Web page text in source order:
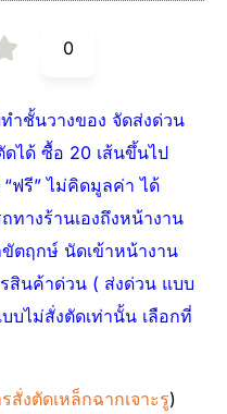
0
ำชั้นวางของ จัดส่งด่วน
ดได้ ซื้อ 20 เส้นขึ้นไป
ฟรี” ไม่คิดมูลค่า ได้
ทางร้านเองถึงหน้างาน
ตฤกษ์ นัดเข้าหน้างาน
สินค้าด่วน ( ส่งด่วน แบบ
บไม่สั่งตัดเท่านั้น เลือกที่
สั่งตัดเหล็กฉากเจาะรู)